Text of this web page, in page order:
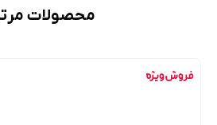
محصولات